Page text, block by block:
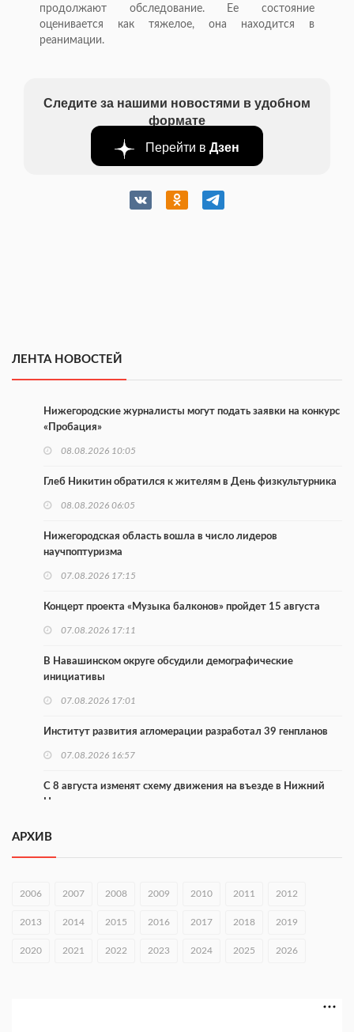
продолжают обследование. Ее состояние
оценивается как тяжелое, она находится в
реанимации.
Следите за нашими новостями в удобном
формате
Перейти в Дзен
ЛЕНТА НОВОСТЕЙ
Нижегородские журналисты могут подать заявки на конкурс
«Пробация»
08.08.2026 10:05
Глеб Никитин обратился к жителям в День физкультурника
08.08.2026 06:05
Нижегородская область вошла в число лидеров
научпоптуризма
07.08.2026 17:15
Концерт проекта «Музыка балконов» пройдет 15 августа
07.08.2026 17:11
В Навашинском округе обсудили демографические
инициативы
07.08.2026 17:01
Институт развития агломерации разработал 39 генпланов
07.08.2026 16:57
С 8 августа изменят схему движения на въезде в Нижний
Новгород
В Нижегородской области прошло заседание АТК и
07.08.2026 14:54
В Чкаловске спустили на воду «Метеор-120Р»
07.08.2026 14:01
АРХИВ
2006 2007 2008 2009 2010 2011 2012
2013 2014 2015 2016 2017 2018 2019
2020 2021 2022 2023 2024 2025 2026